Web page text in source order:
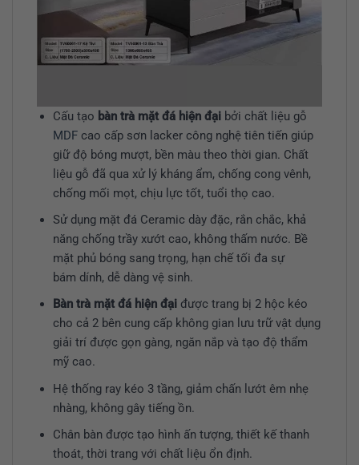
Cấu tạo bàn trà mặt đá hiện đạibởi chất liệu gỗ
MDFcao cấp sơn lacker công nghệ tiên tiến giúp
giữ độ bóng mượt, bền màu theo thời gian. Chất
liệu gỗ đã qua xử lý kháng ẩm, chống cong vênh,
chống mối mọt, chịu lực tốt, tuổi thọ cao.
Sử dụng mặt đá Ceramic dày đặc, rắn chắc, khả
năng chống trầy xướt cao, không thấm nước. Bề
mặt phủ bóng sang trọng, hạn chế tối đa sự
bám dính, dễ dàng vệ sinh.
Bàn trà mặt đá hiện đại được trang bị 2 hộc kéo
cho cả 2 bên cung cấp không gian lưu trữ vật dụng
giải trí được gọn gàng, ngăn nắp và tạo độ thẩm
mỹ cao.
Hệ thống ray kéo 3 tầng, giảm chấn lướt êm nhẹ
nhàng, không gây tiếng ồn.
Chân bàn được tạo hình ấn tượng, thiết kế thanh
thoát, thời trang với chất liệu ổn định.